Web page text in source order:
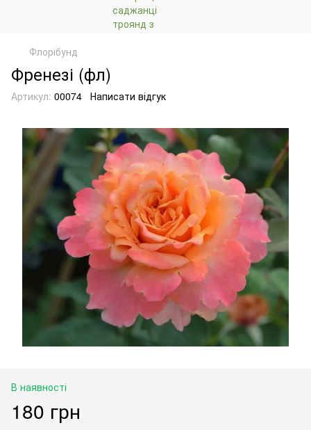
Флорібунд
Френезі (фл)
Артикул: 00074 Написати відгук
В наявності
180 грн